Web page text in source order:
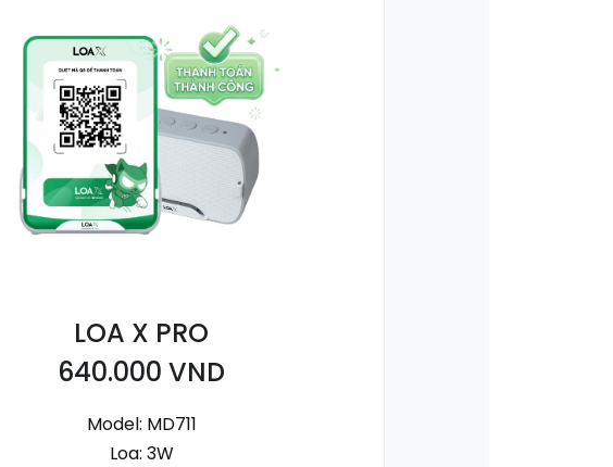
LOA X PRO
640.000 VND
Model: MD711
Loa: 3W